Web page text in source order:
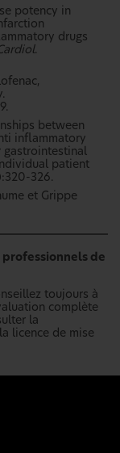
potency in
drugs
.
between
inflammatory
gastrointestinal
patient
326.
et Grippe
professionnels de
toujours à
complète
la
licence de mise